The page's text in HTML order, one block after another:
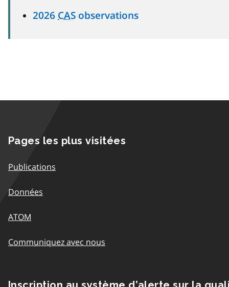
2026 CAS observations
Pages les plus visitées
Publications
Données
ATOM
Communiquez avec nous